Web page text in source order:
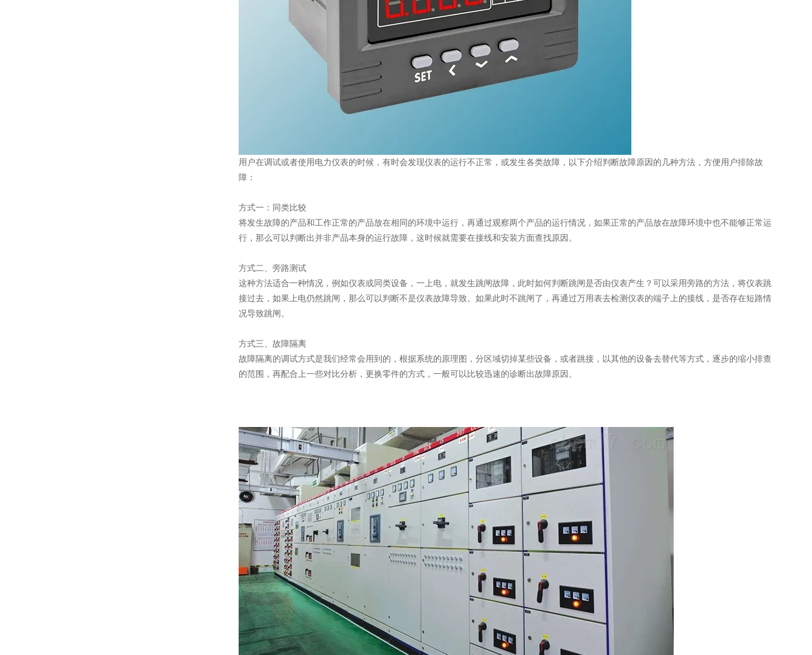
用户在调试或者使用电力仪表的时候，有时会发现仪表的运行不正常，或发生各类故障，以下介绍判断故障原因的几种方法，方便用户排除故
障：
方式一：同类比较
将发生故障的产品和工作正常的产品放在相同的环境中运行，再通过观察两个产品的运行情况，如果正常的产品放在故障环境中也不能够正常运
行，那么可以判断出并非产品本身的运行故障，这时候就需要在接线和安装方面查找原因。
方式二、旁路测试
这种方法适合一种情况，例如仪表或同类设备，一上电，就发生跳闸故障，此时如何判断跳闸是否由仪表产生？可以采用旁路的方法，将仪表跳
接过去，如果上电仍然跳闸，那么可以判断不是仪表故障导致。如果此时不跳闸了，再通过万用表去检测仪表的端子上的接线，是否存在短路情
况导致跳闸。
方式三、故障隔离
故障隔离的调试方式是我们经常会用到的，根据系统的原理图，分区域切掉某些设备，或者跳接，以其他的设备去替代等方式，逐步的缩小排查
的范围，再配合上一些对比分析，更换零件的方式，一般可以比较迅速的诊断出故障原因。